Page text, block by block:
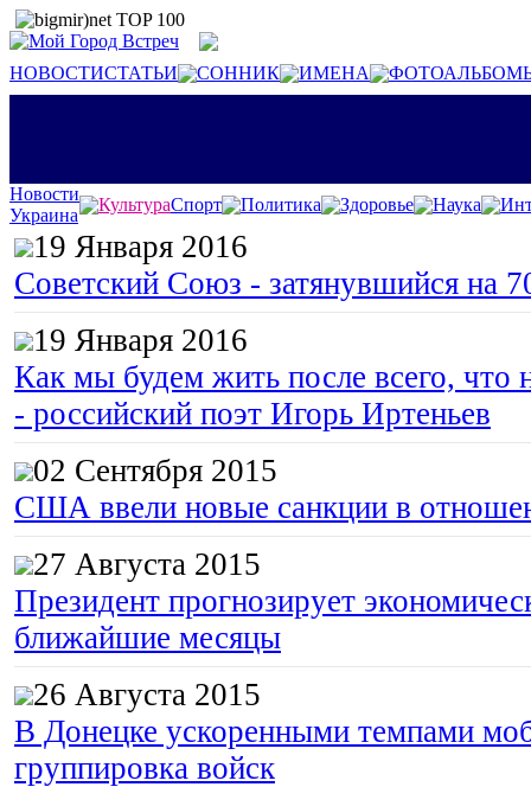
НОВОСТИСТАТЬИ СОННИК ИМЕНА
Новости
Украина
КультураСпорт Политика Здоровье Наука
19 Января 2016
Советский Союз - затянувшийся на
19 Января 2016
Как мы будем жить после всего, что
- российский поэт Игорь Иртеньев
02 Сентября 2015
США ввели новые санкции в
27 Августа 2015
Президент прогнозирует
ближайшие месяцы
26 Августа 2015
В Донецке ускоренными темпами
группировка войск